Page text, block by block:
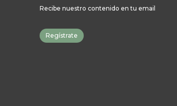
Recibe nuestro contenido en tu email
Regístrate